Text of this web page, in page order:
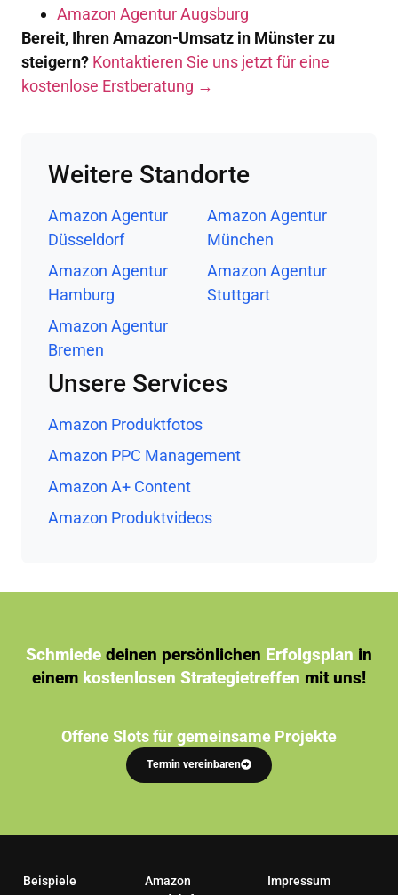
Amazon Agentur Augsburg
Bereit, Ihren Amazon-Umsatz in Münster zu
steigern? Kontaktieren Sie uns jetzt für eine
kostenlose Erstberatung →
Weitere Standorte
Amazon Agentur
Düsseldorf
Amazon Agentur
Hamburg
Amazon Agentur
Bremen
Amazon Agentur
München
Amazon Agentur
Stuttgart
Unsere Services
Amazon Produktfotos
Amazon PPC Management
Amazon A+ Content
Amazon Produktvideos
Schmiede deinen persönlichen Erfolgsplan in
einem kostenlosen Strategietreffen mit uns!
Offene Slots für gemeinsame Projekte
Termin vereinbaren
Beispiele
Amazon
Impressum